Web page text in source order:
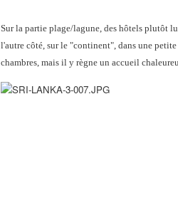
Sur la partie plage/lagune, des hôtels plutôt
l'autre côté, sur le "continent", dans une
chambres, mais il y règne un accueil